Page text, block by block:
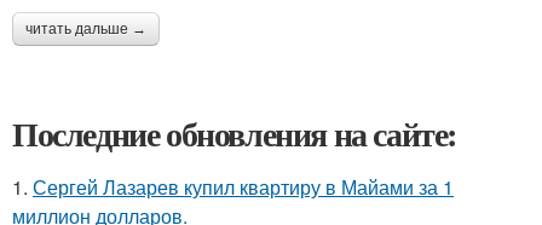
читать дальше →
Последние обновления на сайте:
1. Сергей Лазарев купил квартиру в Майами за 1
миллион долларов.